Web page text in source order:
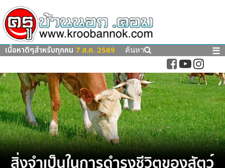
เนื้อหาดีๆสำหรับทุกคน 7 ส.ค. 2569 ค้นหา ☰